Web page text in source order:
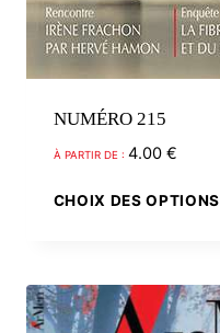
NUMÉRO 215
À PARTIR DE : 4.00 €
CHOIX DES OPTIONS